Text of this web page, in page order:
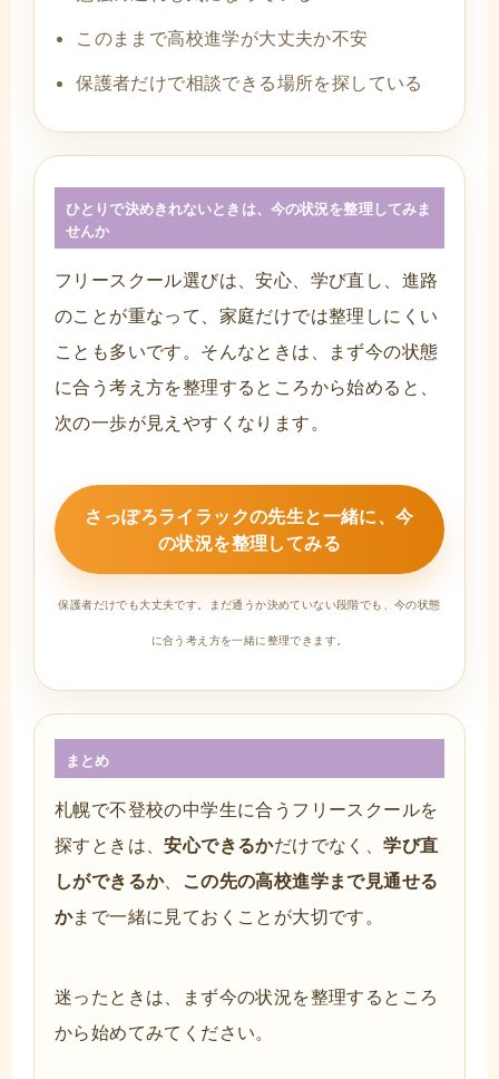
このままで高校進学が大丈夫か不安
保護者だけで相談できる場所を探している
ひとりで決めきれないときは、今の状況を整理してみま
せんか
フリースクール選びは、安心、学び直し、進路
のことが重なって、家庭だけでは整理しにくい
ことも多いです。そんなときは、まず今の状態
に合う考え方を整理するところから始めると、
次の一歩が見えやすくなります。
さっぽろライラックの先生と一緒に、今
の状況を整理してみる
保護者だけでも大丈夫です。まだ通うか決めていない段階でも、今の状態
に合う考え方を一緒に整理できます。
まとめ
札幌で不登校の中学生に合うフリースクールを
探すときは、安心できるかだけでなく、学び直
しができるか、
この先の高校進学まで見通せる
かまで一緒に見ておくことが大切です。
迷ったときは、まず今の状況を整理するところ
から始めてみてください。